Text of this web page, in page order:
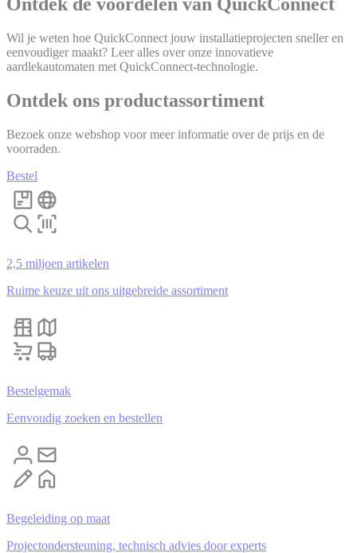
Ontdek de voordelen van QuickConnect
Wil je weten hoe QuickConnect jouw installatieprojecten sneller en
eenvoudiger maakt? Leer alles over onze innovatieve
aardlekautomaten met QuickConnect-technologie.
Ontdek ons productassortiment
Bezoek onze webshop voor meer informatie over de prijs en de
voorraden.
Bestel
2,5 miljoen artikelen
Ruime keuze uit ons uitgebreide assortiment
Bestelgemak
Eenvoudig zoeken en bestellen
Begeleiding op maat
Projectondersteuning, technisch advies door experts